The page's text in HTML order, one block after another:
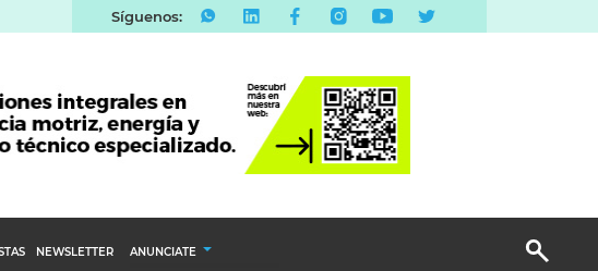
Síguenos:
NEWSLETTER ANUNCIATE